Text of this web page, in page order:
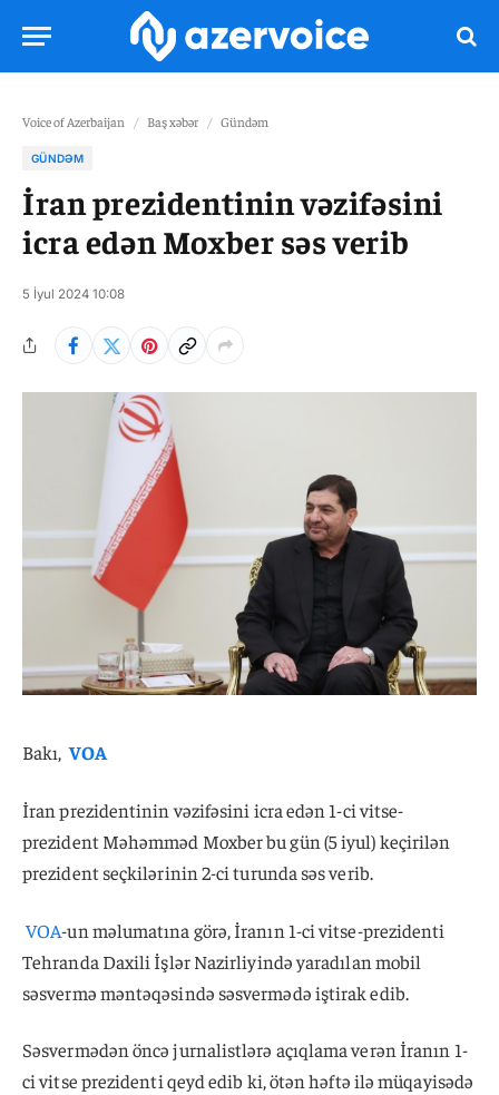
Voice of Azerbaijan / Baş xəbər / Gündəm
GÜNDƏM
İran prezidentinin vəzifəsini
icra edən Moxber səs verib
5 İyul 2024 10:08
Bakı, VOA
İran prezidentinin vəzifəsini icra edən 1-ci vitse-
prezident Məhəmməd Moxber bu gün (5 iyul) keçirilən
prezident seçkilərinin 2-ci turunda səs verib.
VOA-un məlumatına görə, İranın 1-ci vitse-prezidenti
Tehranda Daxili İşlər Nazirliyində yaradılan mobil
səsvermə məntəqəsində səsvermədə iştirak edib.
Səsvermədən öncə jurnalistlərə açıqlama verən İranın 1-
ci vitse prezidenti qeyd edib ki, ötən həftə ilə müqayisədə